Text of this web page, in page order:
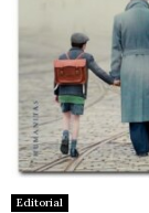
Editorial